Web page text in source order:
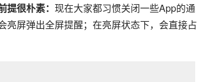
很朴素： 现在大家都习惯关闭一些App的通
屏弹出全屏提醒；在亮屏状态下，会直接